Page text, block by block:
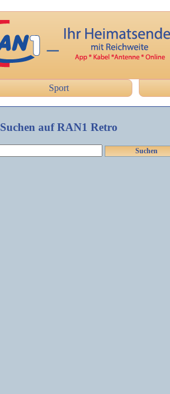
Sport
Suchen auf RAN1 Retro
Suchen